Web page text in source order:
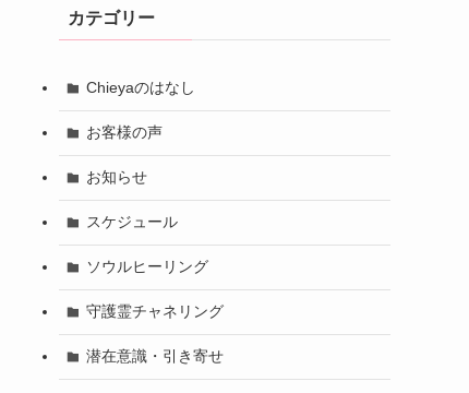
カテゴリー
Chieyaのはなし
お客様の声
お知らせ
スケジュール
ソウルヒーリング
守護霊チャネリング
潜在意識・引き寄せ